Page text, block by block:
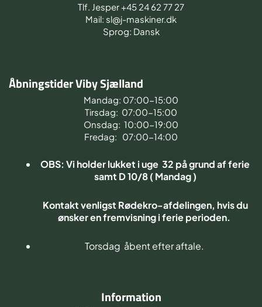
Tlf. Jesper +45 24 62 77 27
Mail: sl@j-maskiner.dk
Sprog: Dansk
Åbningstider Viby Sjælland
Mandag: 07:00-15:00
Tirsdag: 07:00-15:00
Onsdag: 10:00-19:00
Fredag: 07:00-14:00
OBS: Vi holder lukket i uge 32 på grund af ferie
samt D 10/8 ( Mandag )
Kontakt venligst Rødekro-afdelingen, hvis du
ønsker en fremvisning i ferie perioden.
Torsdag åbent efter aftale.
Information